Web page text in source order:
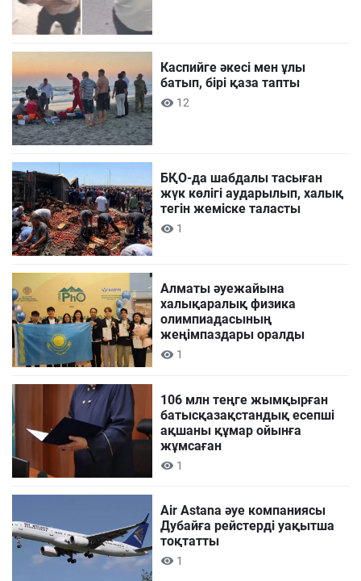
Каспийге әкесі мен ұлы
батып, бірі қаза тапты
12
БҚО-да шабдалы тасыған
жүк көлігі аударылып, халық
тегін жеміске таласты
1
Алматы әуежайына
халықаралық физика
олимпиадасының
жеңімпаздары оралды
1
106 млн теңге жымқырған
батысқазақстандық есепші
ақшаны құмар ойынға
жұмсаған
1
Air Astana әуе компаниясы
Дубайға рейстерді уақытша
тоқтатты
1